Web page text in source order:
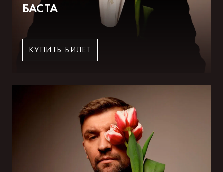
БАСТА
КУПИТЬ БИЛЕТ